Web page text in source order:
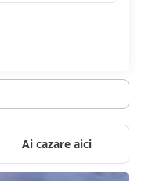
Ai cazare aici